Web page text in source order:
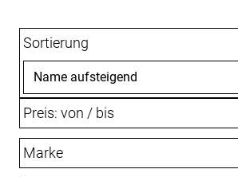
Preis: von / bis
Marke
Sortierung